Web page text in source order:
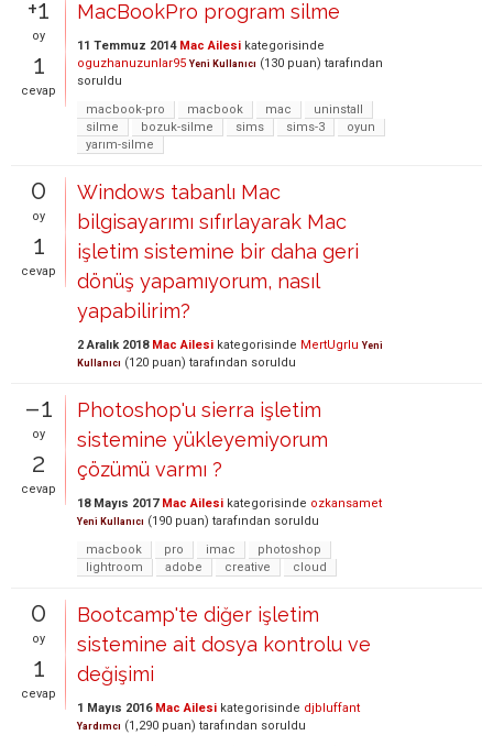
+1
oy
1
cevap
MacBookPro program silme
11 Temmuz 2014 Mac Ailesi kategorisinde
oguzhanuzunlar95 Yeni Kullanıcı (130 puan) tarafından
soruldu
macbook-pro
macbook mac
uninstall
silme
bozuk-silme sims sims-3
oyun
yarım-silme
0
oy
1
cevap
Windows tabanlı Mac
bilgisayarımı sıfırlayarak Mac
işletim sistemine bir daha geri
dönüş yapamıyorum, nasıl
yapabilirim?
2 Aralık 2018 Mac Ailesi kategorisinde MertUgrlu Yeni
Kullanıcı (120 puan) tarafından soruldu
–1
oy
2
cevap
Photoshop'u sierra işletim
sistemine yükleyemiyorum
çözümü varmı ?
18 Mayıs 2017 Mac Ailesi kategorisinde ozkansamet
Yeni Kullanıcı (190 puan) tarafından soruldu
macbook
pro imac
photoshop
lightroom
adobe creative cloud
0
oy
1
cevap
Bootcamp'te diğer işletim
sistemine ait dosya kontrolu ve
değişimi
1 Mayıs 2016 Mac Ailesi kategorisinde djbluffant
Yardımcı (1,290 puan) tarafından soruldu